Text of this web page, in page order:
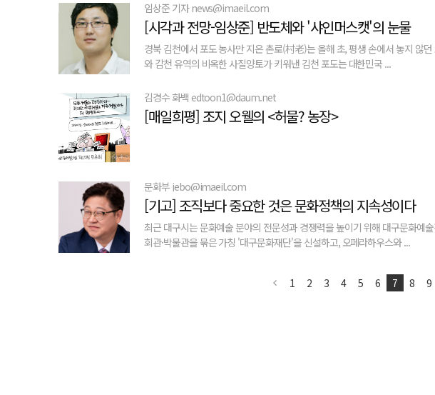
임상준 기자 news@imaeil.com
[시각과 전망-임상준] 반도체와 '샤인머스캣'의 눈물
경북 김천에서 포도 농사만 지은 촌로(村老)는 올해 초, 평생 손에서 놓지 않
와 감천 유역의 비옥한 사질양토가 키워낸 김천 포도는 대한민국 ...
김경수 화백 edtoon1@daum.net
[매일희평] 조지 오웰의 <허물? 농장>
문화부 jebo@imaeil.com
[기고] 조직보다 중요한 것은 문화정책의 지속성이다
최근 대구시는 문화예술 분야의 전문성과 경쟁력을 높이기 위해 대구문화예
회관·박물관을 묶은 가칭 '대구문화재단'을 신설하고, 오페라하우스와 ...
1 2 3 4 5 6 7 8 9